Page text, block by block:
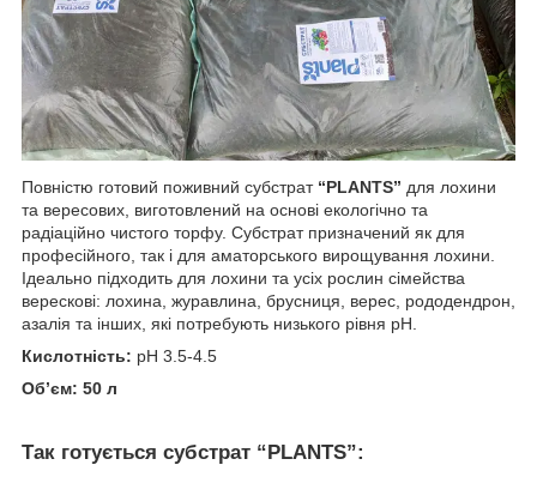
Повністю готовий поживний субстрат “PLANTS” для лохини
та вересових, виготовлений на основі екологічно та
радіаційно чистого торфу. Субстрат призначений як для
професійного, так і для аматорського вирощування лохини.
Ідеально підходить для лохини та усіх рослин сімейства
верескові: лохина, журавлина, брусниця, верес, рододендрон,
азалія та інших, які потребують низького рівня pH.
Кислотність: pH 3.5-4.5
Об’єм: 50 л
Так готується субстрат “PLANTS”: